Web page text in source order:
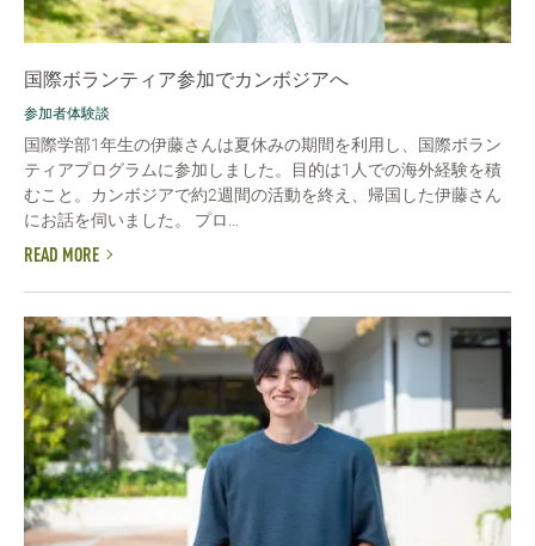
国際ボランティア参加でカンボジアへ
参加者体験談
国際学部1年生の伊藤さんは夏休みの期間を利用し、国際ボラン
ティアプログラムに参加しました。目的は1人での海外経験を積
むこと。カンボジアで約2週間の活動を終え、帰国した伊藤さん
にお話を伺いました。 プロ...
READ MORE